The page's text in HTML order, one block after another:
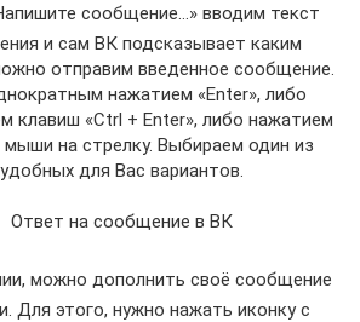
сообщение…» вводим текст
и сам ВК подсказывает каким
отправим введенное сообщение.
нажатием «Enter», либо
клавиш «Ctrl + Enter», либо нажатием
мыши на стрелку. Выбираем один из
удобных для Вас вариантов.
Ответ на сообщение в ВК
можно дополнить своё сообщение
Для этого, нужно нажать иконку с